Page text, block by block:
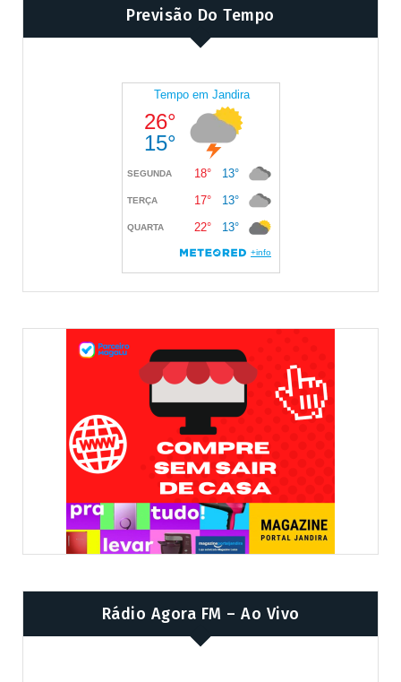
Previsão Do Tempo
Rádio Agora FM – Ao Vivo